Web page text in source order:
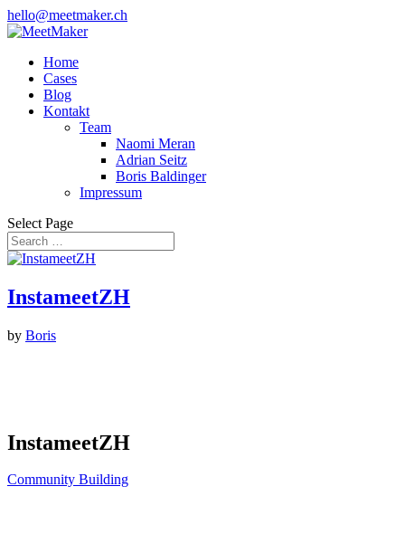
hello@meetmaker.ch
Home
Cases
Blog
Kontakt
Team
Naomi Meran
Adrian Seitz
Boris Baldinger
Impressum
Select Page
InstameetZH
by Boris
InstameetZH
Community Building